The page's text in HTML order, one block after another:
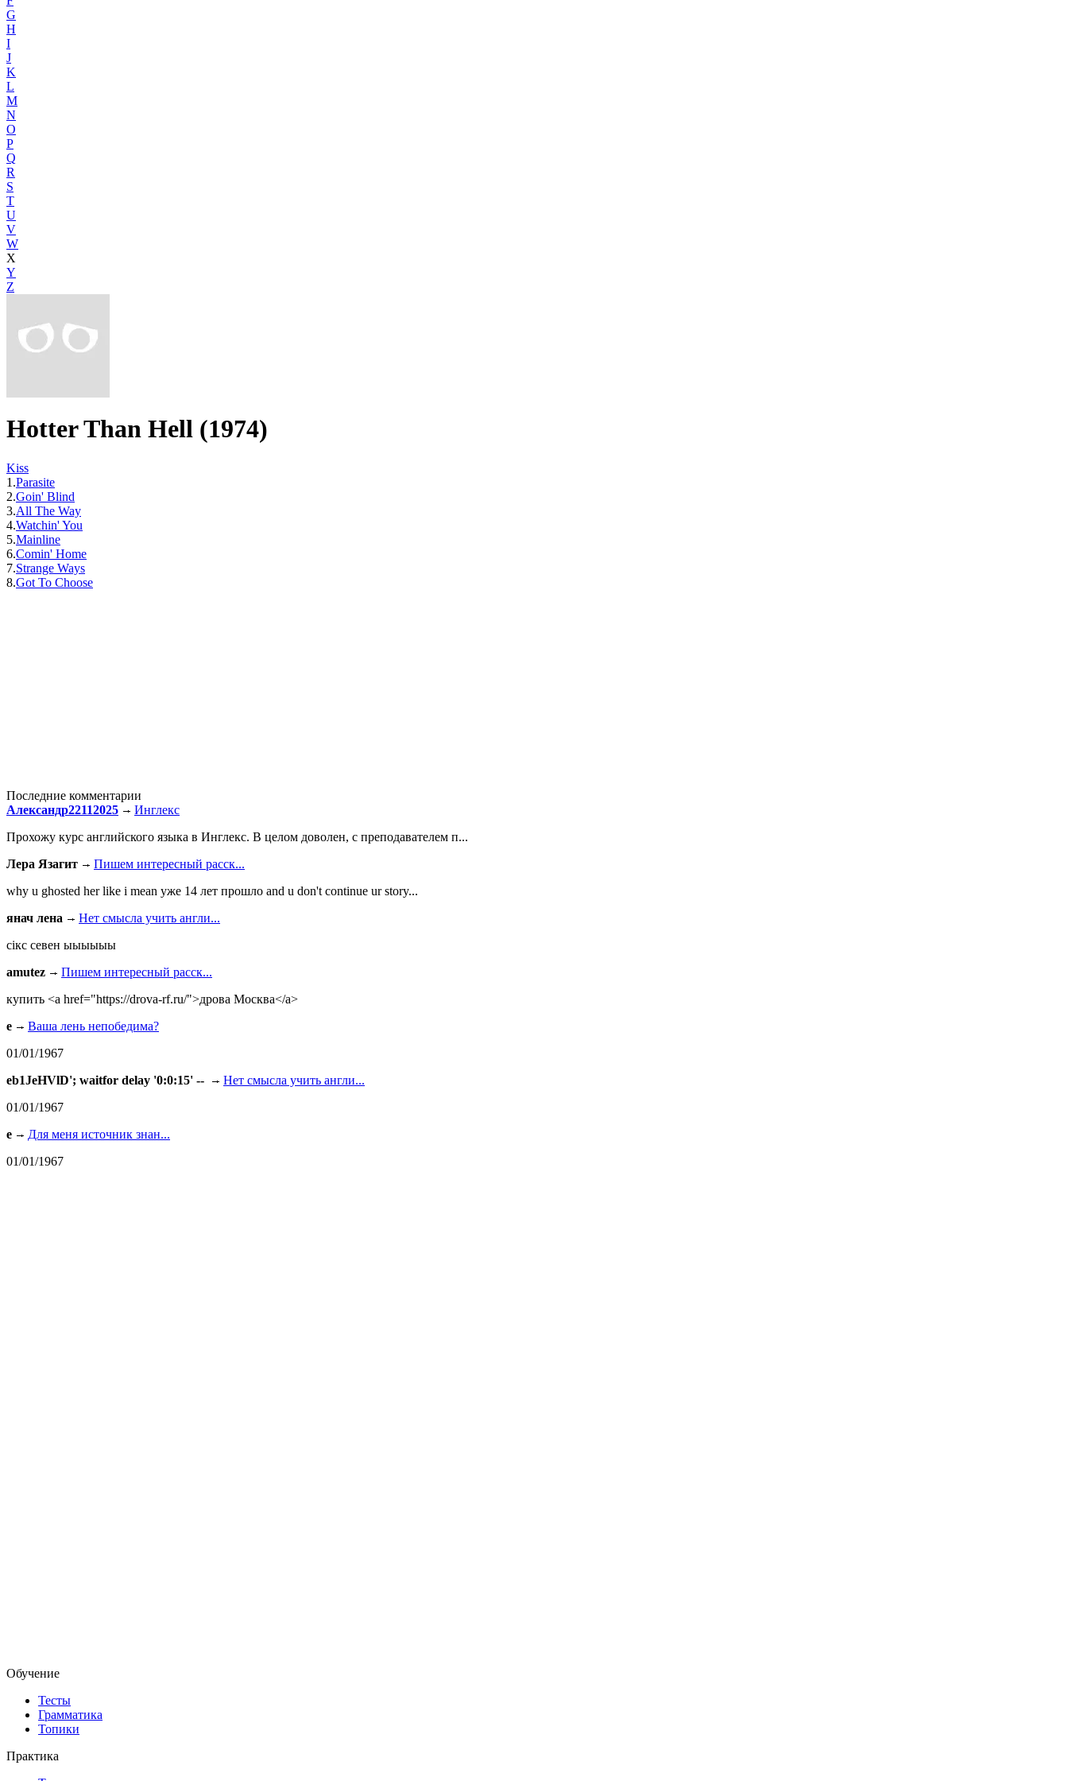
G
H
I
J
K
L
M
N
O
P
Q
R
S
T
U
V
W
X
Y
Z
Hotter Than Hell (1974)
Kiss
1.Parasite
2.Goin' Blind
3.All The Way
4.Watchin' You
5.Mainline
6.Comin' Home
7.Strange Ways
8.Got To Choose
Последние комментарии
Александр22112025
Инглекс
Прохожу курс английского языка в Инглекс. В целом доволен, с преподавателем п...
Лера Язагит
Пишем интересный расск...
why u ghosted her like i mean уже 14 лет прошло and u don't continue ur story...
янач лена
Нет смысла учить англи...
сiкс севен ыыыыыы
amutez
Пишем интересный расск...
купить <a href="https://drova-rf.ru/">дрова Москва</a>
e
Ваша лень непобедима?
01/01/1967
eb1JeHVlD'; waitfor delay '0:0:15' --
Нет смысла учить англи...
01/01/1967
e
Для меня источник знан...
01/01/1967
Обучение
Тесты
Грамматика
Топики
Практика